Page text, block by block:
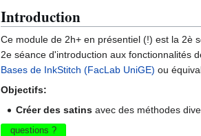
Introduction
Ce module de 2h+ en présentiel (!) est la 2è
2e séance d'introduction aux fonctionnalités
Bases de InkStitch (FacLab UniGE) ou
Objectifs:
Créer des satins avec des méthodes
questions ?